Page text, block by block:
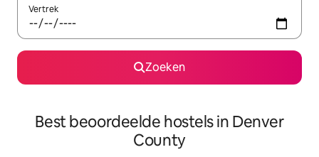
Vertrek
Zoeken
Best beoordeelde hostels in Denver
County